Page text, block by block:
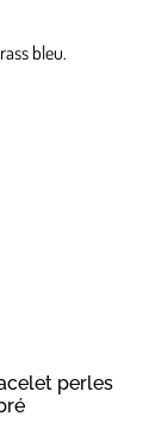
bleu.
perles